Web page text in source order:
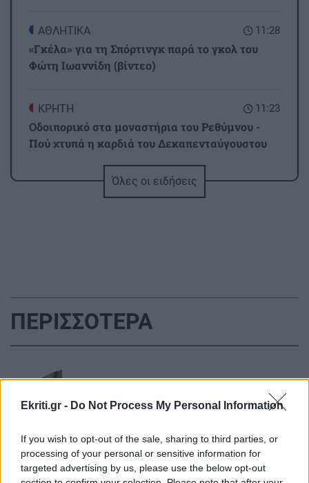
Ekriti.gr - Do Not Process My Personal Information
If you wish to opt-out of the sale, sharing to third parties, or
processing of your personal or sensitive information for
targeted advertising by us, please use the below opt-out
11:28
ΑΘΛΗΤΙΚΑ
«Γκέλα» για τη Σπόρτινγκ παρά το γκολ του
Φώτη Ιωαννίδη (βίντεο)
11:23
ΚΡΗΤΗ
Οδοιπορικό στα μοναστήρια του Ρεθύμνου -
Πού χτυπά η καρδιά του Δεκαπενταύγουστου
μας αυτονομία"
11:00
GOSSIP - LIFESTYLE
δύο παιδιά τους πάνω στο γιοτ
Ηράκλειο: Δύο συλλήψεις για ναρκωτικά –
Κατασχέθηκε κάνναβη και χάπια
Όλες οι ειδήσεις
ΠΕΡΙΣΣΟΤΕΡΑ
Στο ΕΚΑΒ ο «λογαριασμός» της
νυχτερινής διασκέδασης